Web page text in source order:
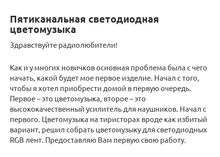
Пятиканальная светодиодная
цветомузыка
Здравствуйте радиолюбители!
Как и у многих новичков основная проблема была с чего
начать, какой будет мое первое изделие. Начал с того,
чтобы я хотел приобрести домой в первую очередь.
Первое – это цветомузыка, второе – это
высококачественный усилитель для наушников. Начал с
первого. Цветомузыка на тиристорах вроде как избитый
вариант, решил собрать цветомузыку для светодиодных
RGB лент. Предоставляю Вам первую свою работу.